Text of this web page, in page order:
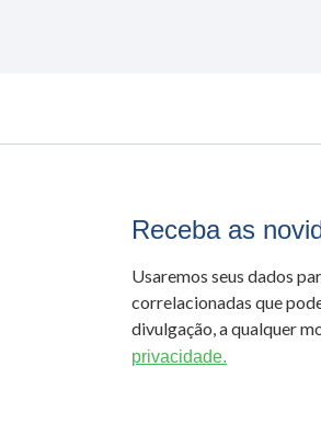
Receba as
Usaremos seus dados
correlacionadas que
divulgação, a qualquer
privacidade.